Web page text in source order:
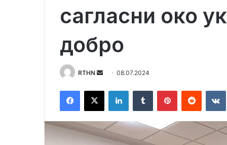
сагласни око
добро
RTHN
d
a
08.07.2024